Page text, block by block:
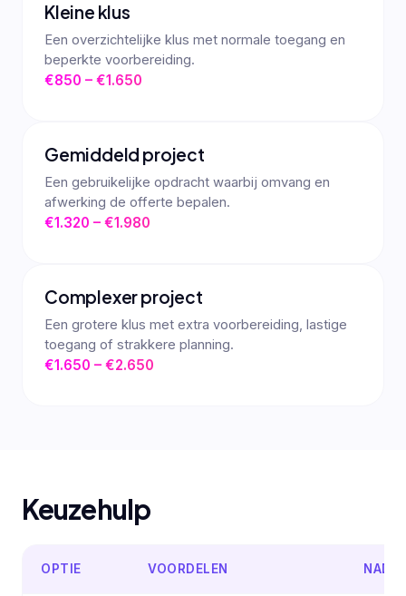
Kleine klus
Een overzichtelijke klus met normale toegang en
beperkte voorbereiding.
€850 – €1.650
Gemiddeld project
Een gebruikelijke opdracht waarbij omvang en
afwerking de offerte bepalen.
€1.320 – €1.980
Complexer project
Een grotere klus met extra voorbereiding, lastige
toegang of strakkere planning.
€1.650 – €2.650
Keuzehulp
OPTIE VOORDELEN